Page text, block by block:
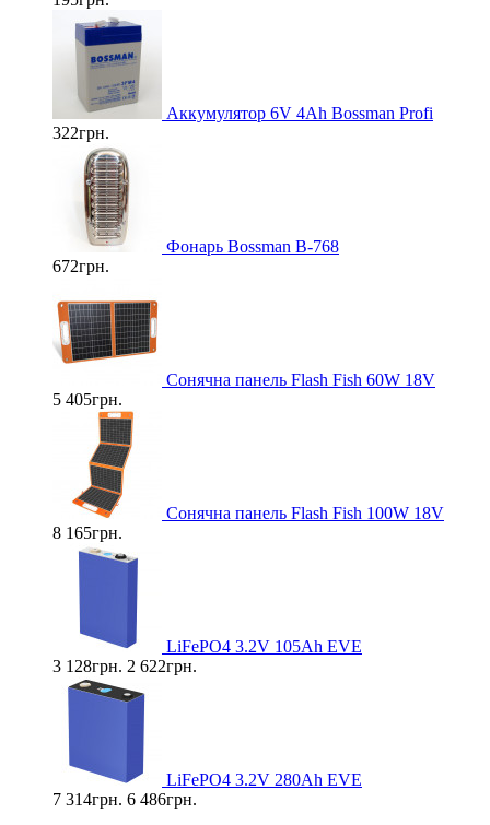
Аккумулятор 6V 4Ah Bossman Profi
322грн.
Фонарь Bossman B-768
672грн.
Cонячна панель Flash Fish 60W 18V
5 405грн.
Cонячна панель Flash Fish 100W 18V
8 165грн.
LiFePO4 3.2V 105Ah EVE
3 128грн. 2 622грн.
LiFePO4 3.2V 280Ah EVE
7 314грн. 6 486грн.